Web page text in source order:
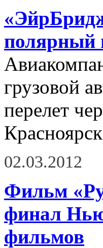
полярный
грузовой
перелет
02.03.2012
Фильм
финал
фильмов